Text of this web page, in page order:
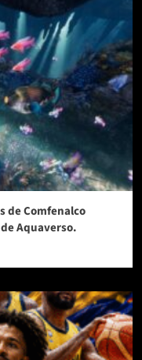
de Comfenalco
Aquaverso.